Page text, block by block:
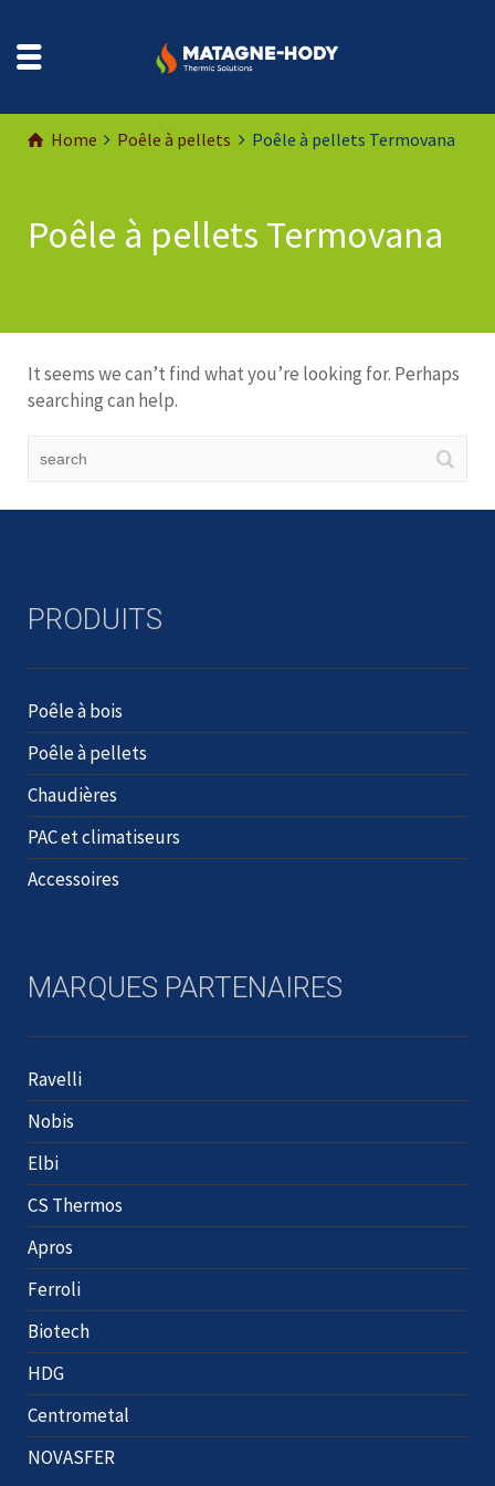
Home Poêle à pellets Poêle à pellets Termovana
Poêle à pellets Termovana
It seems we can’t find what you’re looking for. Perhaps
searching can help.
PRODUITS
Poêle à bois
Poêle à pellets
Chaudières
PAC et climatiseurs
Accessoires
MARQUES PARTENAIRES
Ravelli
Nobis
Elbi
CS Thermos
Apros
Ferroli
Biotech
HDG
Centrometal
NOVASFER